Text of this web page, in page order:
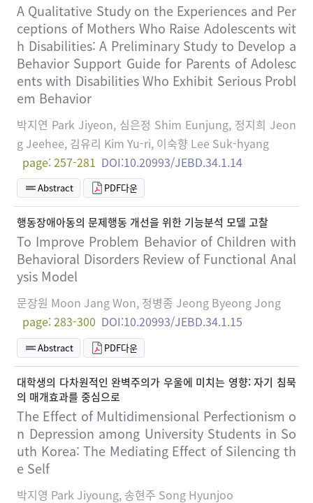
A Qualitative Study on the Experiences and Per
ceptions of Mothers Who Raise Adolescents wit
h Disabilities: A Preliminary Study to Develop a
Behavior Support Guide for Parents of Adolesc
ents with Disabilities Who Exhibit Serious Probl
em Behavior
박지연 Park Jiyeon, 심은정 Shim Eunjung, 정지희 Jeon
g Jeehee, 김유리 Kim Yu-ri, 이숙향 Lee Suk-hyang
page: 257-281 DOI:10.20993/JEBD.34.1.14
Abstract PDF다운
행동장애아동의 문제행동 개선을 위한 기능분석 모델 고찰
To Improve Problem Behavior of Children with
Behavioral Disorders Review of Functional Anal
ysis Model
문장원 Moon Jang Won, 정병종 Jeong Byeong Jong
page: 283-300 DOI:10.20993/JEBD.34.1.15
Abstract PDF다운
대학생의 다차원적인 완벽주의가 우울에 미치는 영향: 자기 침묵
의 매개효과를 중심으로
The Effect of Multidimensional Perfectionism o
n Depression among University Students in So
uth Korea: The Mediating Effect of Silencing th
e Self
박지영 Park Jiyoung, 송현주 Song Hyunjoo